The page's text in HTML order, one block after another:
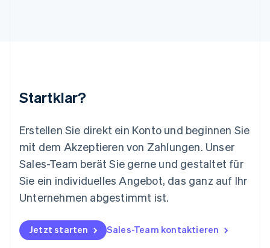
Startklar?
Erstellen Sie direkt ein Konto und beginnen Sie
mit dem Akzeptieren von Zahlungen. Unser
Sales-Team berät Sie gerne und gestaltet für
Sie ein individuelles Angebot, das ganz auf Ihr
Unternehmen abgestimmt ist.
Jetzt starten Sales-Team kontaktieren
English简体中文
English
Mexiko
Español English
Neuseeland
English
NederlandsEnglish
English
Österreich